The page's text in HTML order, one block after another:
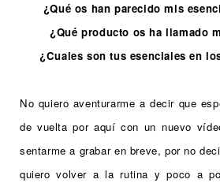
¿Qué os han parecido mis
¿Qué producto os ha llamado
¿Cuales son tus esenciales en
No quiero aventurarme a decir que
de vuelta por aquí con un nuevo
sentarme a grabar en breve, por no
quiero volver a la rutina y poco a